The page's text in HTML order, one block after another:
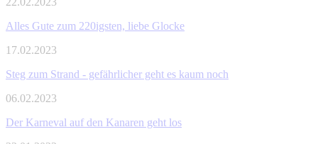
Alles Gute zum 220igsten, liebe Glocke
17.02.2023
Steg zum Strand - gefährlicher geht es kaum noch
06.02.2023
Der Karneval auf den Kanaren geht los